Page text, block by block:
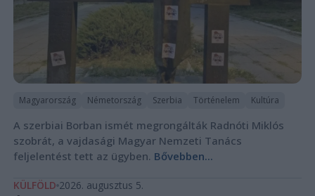
Magyarország Németország Szerbia Történelem Kultúra
A szerbiai Borban ismét megrongálták Radnóti Miklós
szobrát, a vajdasági Magyar Nemzeti Tanács
feljelentést tett az ügyben. Bővebben...
KÜLFÖLD 2026. augusztus 5.